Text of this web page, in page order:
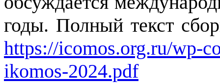
годы. Полный текст
https://icomos.org.ru/wp-
ikomos-2024.pdf